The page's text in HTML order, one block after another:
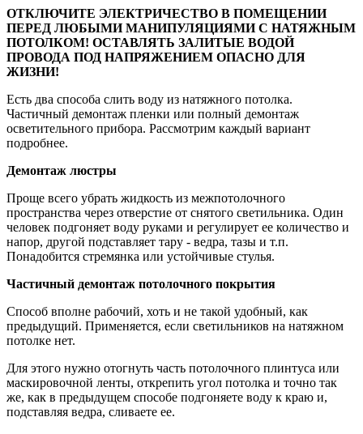
ОТКЛЮЧИТЕ ЭЛЕКТРИЧЕСТВО В ПОМЕЩЕНИИ
ПЕРЕД ЛЮБЫМИ МАНИПУЛЯЦИЯМИ С НАТЯЖНЫМ
ПОТОЛКОМ! ОСТАВЛЯТЬ ЗАЛИТЫЕ ВОДОЙ
ПРОВОДА ПОД НАПРЯЖЕНИЕМ ОПАСНО ДЛЯ
ЖИЗНИ!
Есть два способа слить воду из натяжного потолка.
Частичный демонтаж пленки или полный демонтаж
осветительного прибора. Рассмотрим каждый вариант
подробнее.
Демонтаж люстры
Проще всего убрать жидкость из межпотолочного
пространства через отверстие от снятого светильника. Один
человек подгоняет воду руками и регулирует ее количество и
напор, другой подставляет тару - ведра, тазы и т.п.
Понадобится стремянка или устойчивые стулья.
Частичный демонтаж потолочного покрытия
Способ вполне рабочий, хоть и не такой удобный, как
предыдущий. Применяется, если светильников на натяжном
потолке нет.
Для этого нужно отогнуть часть потолочного плинтуса или
маскировочной ленты, открепить угол потолка и точно так
же, как в предыдущем способе подгоняете воду к краю и,
подставляя ведра, сливаете ее.